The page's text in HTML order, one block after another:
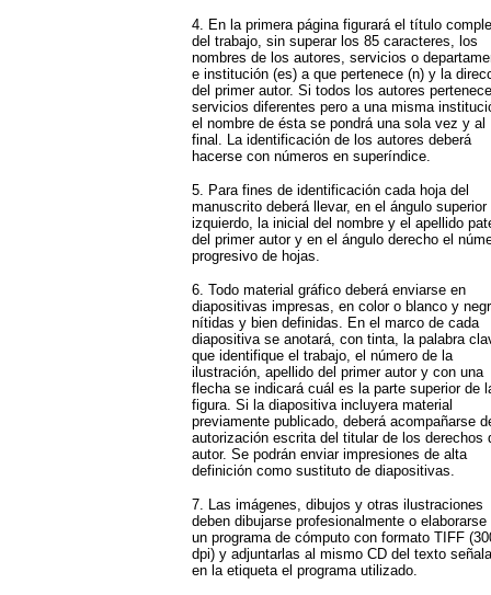
4. En la primera página figurará el título
del trabajo, sin superar los 85 caracteres, los
nombres de los autores, servicios o
e institución (es) a que pertenece (n) y la
del primer autor. Si todos los autores
servicios diferentes pero a una misma
el nombre de ésta se pondrá una sola vez y al
final. La identificación de los autores deberá
hacerse con números en superíndice.
5. Para fines de identificación cada hoja del
manuscrito deberá llevar, en el ángulo superior
izquierdo, la inicial del nombre y el apellido
del primer autor y en el ángulo derecho el
progresivo de hojas.
6. Todo material gráfico deberá enviarse en
diapositivas impresas, en color o blanco y
nítidas y bien definidas. En el marco de cada
diapositiva se anotará, con tinta, la palabra
que identifique el trabajo, el número de la
ilustración, apellido del primer autor y con una
flecha se indicará cuál es la parte superior de
figura. Si la diapositiva incluyera material
previamente publicado, deberá acompañarse
autorización escrita del titular de los derechos
autor. Se podrán enviar impresiones de alta
definición como sustituto de diapositivas.
7. Las imágenes, dibujos y otras ilustraciones
deben dibujarse profesionalmente o elaborarse
un programa de cómputo con formato TIFF
dpi) y adjuntarlas al mismo CD del texto
en la etiqueta el programa utilizado.